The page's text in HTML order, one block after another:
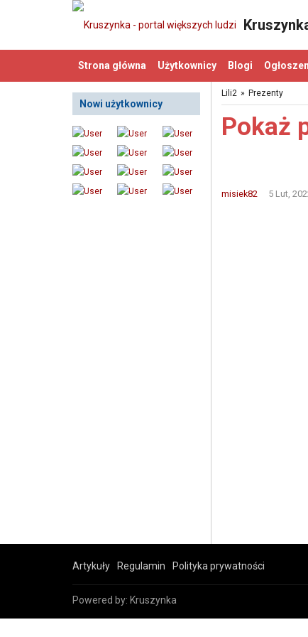
Strona główna Użytkownicy Blogi
Nowi użytkownicy
Lili2 » Prezenty
Pokaż
misiek82 5 Lut,
Artykuły Regulamin Polityka prywatności
Powered by: Kruszynka